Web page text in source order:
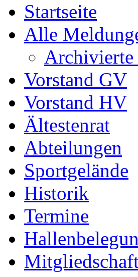
Startseite
Alle
Vorstand GV
Vorstand HV
Ältestenrat
Abteilungen
Sportgelände
Historik
Termine